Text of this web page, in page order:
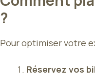
?
Pour optimiser votre
Réservez vos